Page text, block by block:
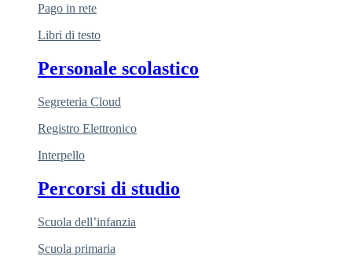
Pago in rete
Libri di testo
Personale scolastico
Segreteria Cloud
Registro Elettronico
Interpello
Percorsi di studio
Scuola dell’infanzia
Scuola primaria